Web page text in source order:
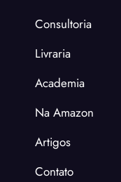
Consultoria
Livraria
Academia
Na Amazon
Artigos
Contato